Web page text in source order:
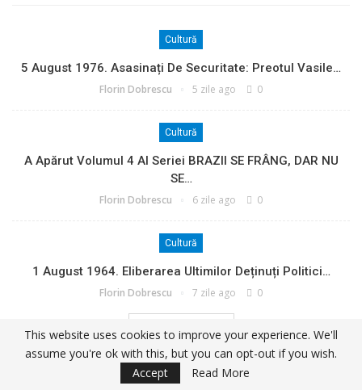
Cultură
5 August 1976. Asasinați De Securitate: Preotul Vasile…
Florin Dobrescu 5 zile ago 0
Cultură
A Apărut Volumul 4 Al Seriei BRAZII SE FRÂNG, DAR NU
SE…
Florin Dobrescu 6 zile ago 0
Cultură
1 August 1964. Eliberarea Ultimilor Deținuți Politici…
Florin Dobrescu 7 zile ago 0
This website uses cookies to improve your experience. We'll
assume you're ok with this, but you can opt-out if you wish.
Accept
Read More